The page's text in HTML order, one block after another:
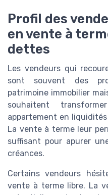
Profil des
en vente à
dettes
Les vendeurs qui
sont souvent des
patrimoine immobilier
souhaitent
appartement en
La vente à terme leur
suffisant pour apurer
créances.
Certains vendeurs
vente à terme libre. La